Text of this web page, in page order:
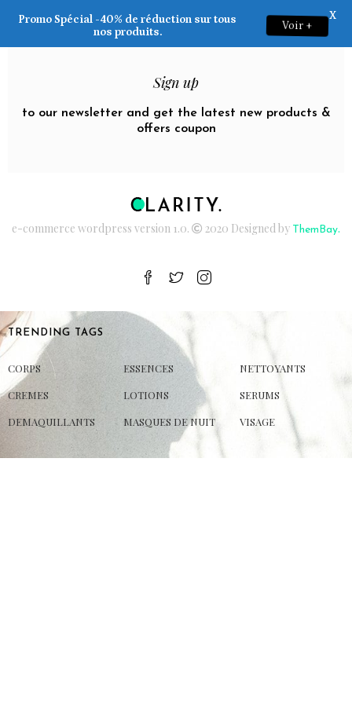
Sign up
to our newsletter and get the latest new products &
offers coupon
e-commerce wordpress version 1.0. 2020 Designed by ThemBay.
TRENDING TAGS
CORPS
CREMES
DEMAQUILLANTS
ESSENCES
LOTIONS
MASQUES DE NUIT
NETTOYANTS
SERUMS
VISAGE
Promo Spécial -40% de réduction sur tous
nos produits.
Voir +
X